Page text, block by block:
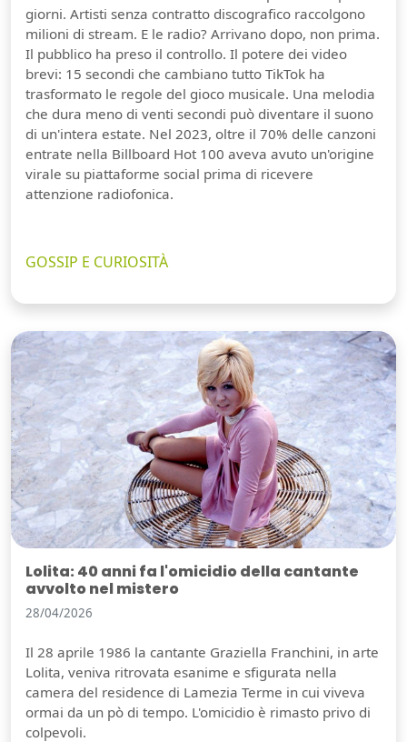
giorni. Artisti senza contratto discografico raccolgono
milioni di stream. E le radio? Arrivano dopo, non prima.
Il pubblico ha preso il controllo. Il potere dei video
brevi: 15 secondi che cambiano tutto TikTok ha
trasformato le regole del gioco musicale. Una melodia
che dura meno di venti secondi può diventare il suono
di un'intera estate. Nel 2023, oltre il 70% delle canzoni
entrate nella Billboard Hot 100 aveva avuto un'origine
virale su piattaforme social prima di ricevere
attenzione radiofonica.
GOSSIP E CURIOSITÀ
Lolita: 40 anni fa l'omicidio della cantante
avvolto nel mistero
28/04/2026
Il 28 aprile 1986 la cantante Graziella Franchini, in arte
Lolita, veniva ritrovata esanime e sfigurata nella
camera del residence di Lamezia Terme in cui viveva
ormai da un pò di tempo. L'omicidio è rimasto privo di
colpevoli.